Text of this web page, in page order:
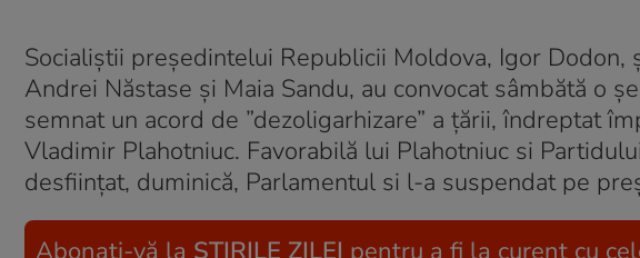
Socialiștii președintelui Republicii Moldova, Igor
Andrei Năstase și Maia Sandu, au convocat sâmbătă o
semnat un acord de ”dezoligarhizare” a țării, îndreptat
Vladimir Plahotniuc. Favorabilă lui Plahotniuc si
desființat, duminică, Parlamentul si l-a suspendat pe
Abonați-vă la ȘTIRILE ZILEI pentru a fi la curent cu